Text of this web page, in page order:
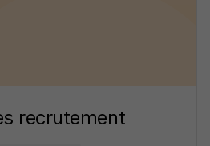
recrutement